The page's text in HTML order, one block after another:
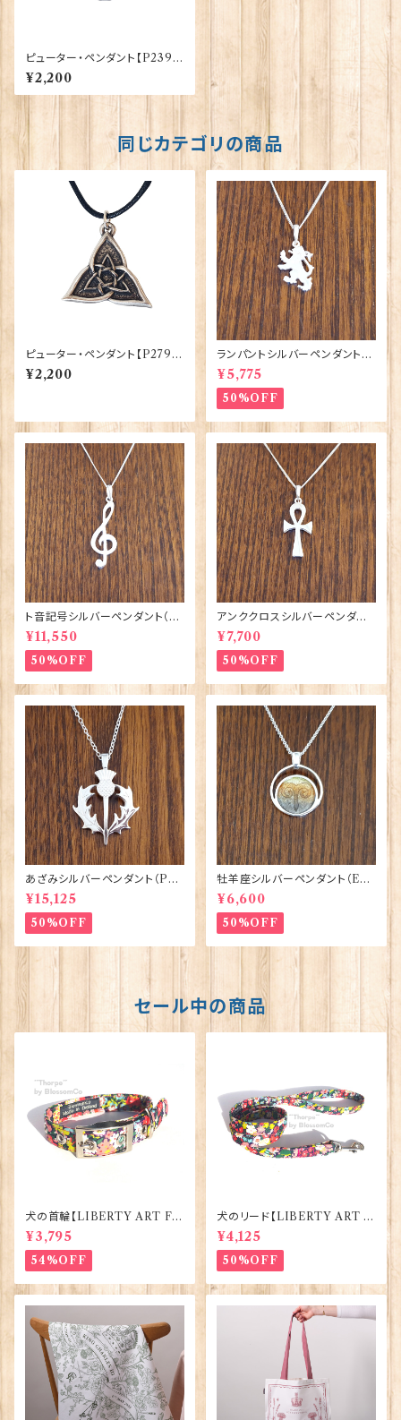
ピューター・ペンダント【P239】
30145-P239
¥2,200
同じカテゴリの商品
ピューター・ペンダント【P279】
30145-P279
¥2,200
ランパントシルバーペンダント
（UP159）ORTAK 70152
¥5,775
50%OFF
ト音記号シルバーペンダント（U
P161）ORTAK 70151
¥11,550
50%OFF
アンククロスシルバーペンダント
（P338）ORTAK 70156
¥7,700
50%OFF
あざみシルバーペンダント（P8
5）ORTAK 70148
¥15,125
50%OFF
牡羊座シルバーペンダント（EP3
24）エナメル ORTAK 70147-0
304
¥6,600
50%OFF
セール中の商品
犬の首輪【LIBERTY ART FA
BRIC=Thorpe】BlossomCo
90295
¥3,795
54%OFF
犬のリード【LIBERTY ART F
ABRIC=Thorpe】BlossomC
o 90294
¥4,125
50%OFF